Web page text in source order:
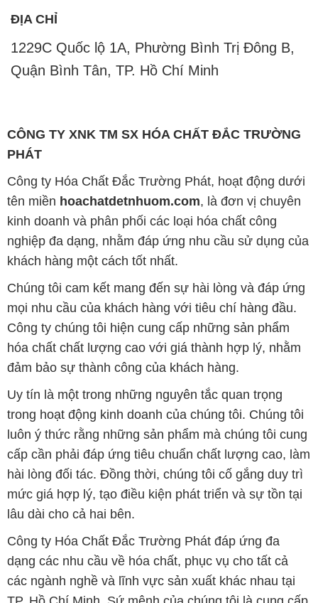
CÔNG TY XNK TM SX HÓA CHẤT ĐẮC TRƯỜNG
PHÁT
kinh doanh và phân phối các loại hóa chất công
nghiệp đa dạng, nhằm đáp ứng nhu cầu sử dụng của
khách hàng một cách tốt nhất.
Chúng tôi cam kết mang đến sự hài lòng và đáp ứng
mọi nhu cầu của khách hàng với tiêu chí hàng đầu.
Công ty chúng tôi hiện cung cấp những sản phẩm
hóa chất chất lượng cao với giá thành hợp lý, nhằm
đảm bảo sự thành công của khách hàng.
Uy tín là một trong những nguyên tắc quan trọng
trong hoạt động kinh doanh của chúng tôi. Chúng tôi
luôn ý thức rằng những sản phẩm mà chúng tôi cung
cấp cần phải đáp ứng tiêu chuẩn chất lượng cao, làm
hài lòng đối tác. Đồng thời, chúng tôi cố gắng duy trì
mức giá hợp lý, tạo điều kiện phát triển và sự tồn tại
lâu dài cho cả hai bên.
Công ty Hóa Chất Đắc Trường Phát đáp ứng đa
dạng các nhu cầu về hóa chất, phục vụ cho tất cả
các ngành nghề và lĩnh vực sản xuất khác nhau tại
TP. Hồ Chí Minh. Sứ mệnh của chúng tôi là cung cấp
và phân phối những sản phẩm hóa chất đảm bảo
chất lượng và giá thành tốt nhất trên thị trường.
Chúng tôi tự hào có đội ngũ nhân viên chuyên nghiệp